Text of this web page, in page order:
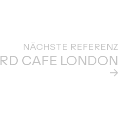
NÄCHSTE REFERENZ
CAFE LONDON